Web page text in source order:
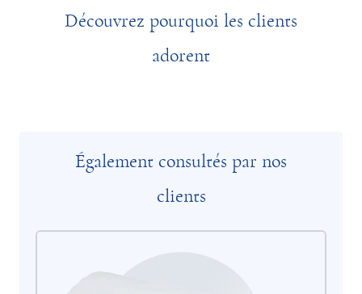
Découvrez pourquoi les clients
adorent
Également consultés par nos
clients